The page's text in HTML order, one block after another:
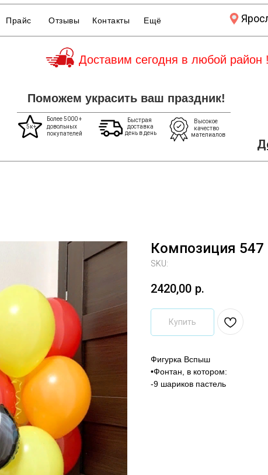
Прайс Отзывы Контакты Ещё
довольных
5к+
покупателей
Быстрая
доставка
Более 5000 +
Высокое
качество
Поможем украсить ваш праздник!
мателиалов
день в день
Доставим сегодня в любой район !
Композиция 547
SKU:
2420,00 р.
Купить
Фигурка Вспыш
•Фонтан, в котором:
-9 шариков пастель